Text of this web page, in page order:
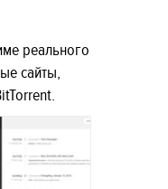
реального
сайты,